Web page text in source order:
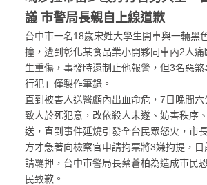
議 市警局長親自上線道歉
台中市一名18歲宋姓大學生開車與一輛黑
撞，遭到彰化某食品業小開夥同車內2人
生重傷，事發時還制止他報警，但3名惡
行犯」僅製作筆錄。
直到被害人送醫顱內出血命危，7日晚間
致人於死犯意，改依殺人未遂、妨害秩序
送，直到事件延燒引發全台民眾怒火，市
方才急著向檢察官申請拘票將3嫌拘提，
請羈押，台中市警局長蔡蒼柏為造成市民
民致歉。